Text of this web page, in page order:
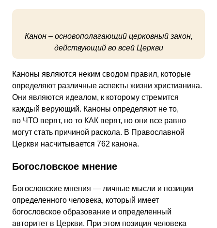
Канон – основополагающий церковный закон,
действующий во всей Церкви
Каноны являются неким сводом правил, которые
определяют различные аспекты жизни христианина.
Они являются идеалом, к которому стремится
каждый верующий. Каноны определяют не то,
во ЧТО верят, но то КАК верят, но они все равно
могут стать причиной раскола. В Православной
Церкви насчитывается 762 канона.
Богословское мнение
Богословские мнения — личные мысли и позиции
определенного человека, который имеет
богословское образование и определенный
авторитет в Церкви. При этом позиция человека